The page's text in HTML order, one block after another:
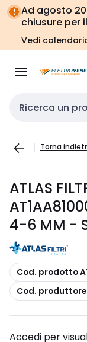
Vai alla
navigazione
Vai
alla
pagina
Ad agosto
chiusure per
Vedi
Cerca input
Torna
ATLAS
4-6 MM -
copia
Cod. prodotto
copia
Cod.
Accedi per